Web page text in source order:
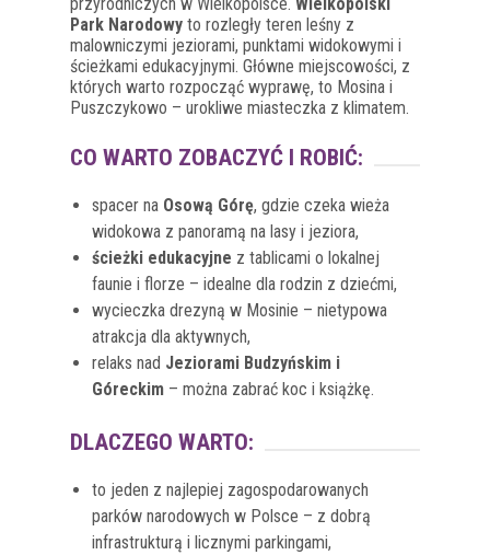
przyrodniczych w Wielkopolsce. Wielkopolski
Park Narodowy to rozległy teren leśny z
malowniczymi jeziorami, punktami widokowymi i
ścieżkami edukacyjnymi. Główne miejscowości, z
których warto rozpocząć wyprawę, to Mosina i
Puszczykowo – urokliwe miasteczka z klimatem.
CO WARTO ZOBACZYĆ I ROBIĆ:
spacer na Osową Górę, gdzie czeka wieża
widokowa z panoramą na lasy i jeziora,
ścieżki edukacyjne z tablicami o lokalnej
faunie i florze – idealne dla rodzin z dziećmi,
wycieczka drezyną w Mosinie – nietypowa
atrakcja dla aktywnych,
relaks nad Jeziorami Budzyńskim i
Góreckim – można zabrać koc i książkę.
DLACZEGO WARTO:
to jeden z najlepiej zagospodarowanych
parków narodowych w Polsce – z dobrą
infrastrukturą i licznymi parkingami,